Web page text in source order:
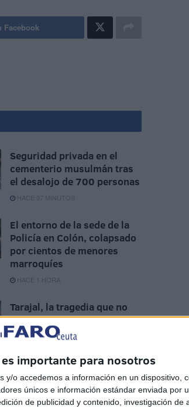
importante para nosotros
y/o accedemos a información en un dispositivo,
únicos e información estándar enviada por
de publicidad y contenido, investigación de
Facebook
Seguridad privada en el
cementerio musulmán tras
el desalojo de 700 personas
HACE 37 MINUTOS
El entorno de la sede de la
Policía en Colón, colapsado
por cientos de menores
marroquíes
HACE 1 HORA
Tarajal, la tragedia que no
cesa: los GEAS localizan
otros 2 cadáveres